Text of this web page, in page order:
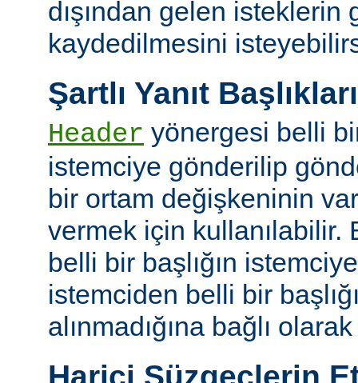
dışından gelen isteklerin
kaydedilmesini
Şartlı Yanıt Başlıkları
Header yönergesi belli bir
istemciye gönderilip
bir ortam değişkeninin
vermek için kullanılabilir.
belli bir başlığın
istemciden belli bir
alınmadığına bağlı
Harici Süzgeçlerin